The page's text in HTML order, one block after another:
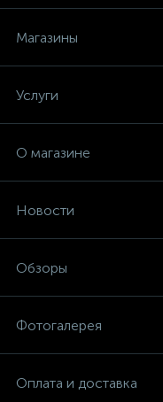
Магазины
Услуги
О магазине
Новости
Обзоры
Фотогалерея
Оплата и доставка